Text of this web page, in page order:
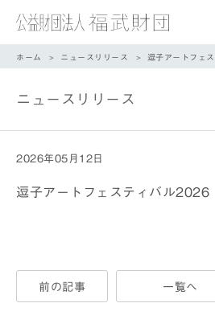
ホーム ニュースリリース 逗子アートフェ
ニュースリリース
2026年05月12日
逗子アートフェスティバル2026
前の記事 一覧へ